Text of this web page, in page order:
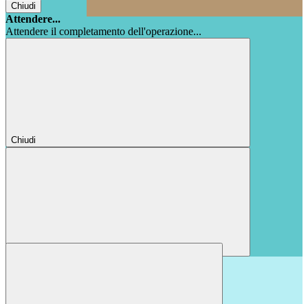
Chiudi
Attendere...
Attendere il completamento dell'operazione...
Chiudi